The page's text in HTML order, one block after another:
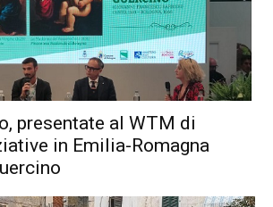
presentate al WTM di
in Emilia-Romagna